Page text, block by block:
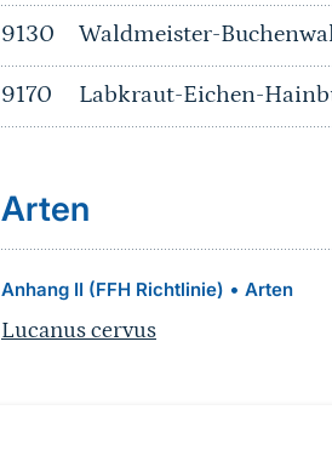
9130 Waldmeister-
9170 Labkraut-Eichen-
Arten
Anhang II (FFH Richtlinie) • Arten
Lucanus cervus